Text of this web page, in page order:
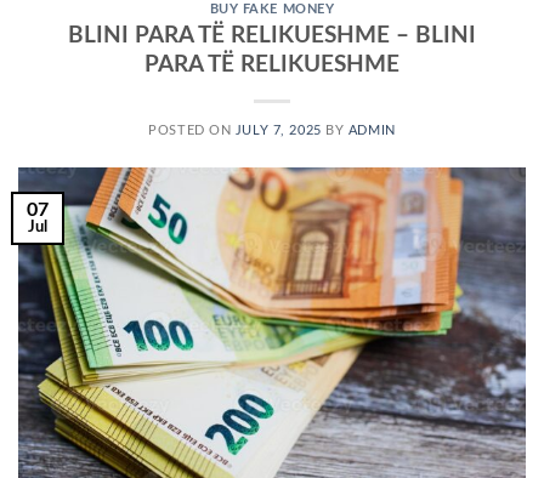
BUY FAKE MONEY
BLINI PARA TË RELIKUESHME – BLINI
PARA TË RELIKUESHME
POSTED ON JULY 7, 2025 BY ADMIN
07
Jul